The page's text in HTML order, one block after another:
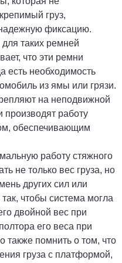
груз,
фиксацию.
таких ремней
что эти ремни
есть необходимость
из ямы или грязи.
на неподвижной
производят работу
обеспечивающим
работу стяжного
не только вес груза, но
других сил или
чтобы система могла
двойной вес при
его веса при
также помнить о том, что
груза с платформой,